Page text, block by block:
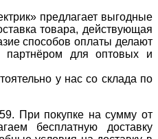
предлагает выгодные
товара, действующая
способов оплаты делают
для оптовых и
у нас со склада по
При покупке на сумму от
бесплатную доставку